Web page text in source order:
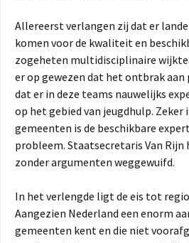
Allereerst verlangen zij dat er
komen voor de kwaliteit en
zogeheten multidisciplinaire
er op gewezen dat het ontbrak aan
dat er in deze teams nauwelijks
op het gebied van jeugdhulp. Zeker
gemeenten is de beschikbare
probleem. Staatsecretaris Van
zonder argumenten weggewuifd.
In het verlengde ligt de eis tot
Aangezien Nederland een enorm
gemeenten kent en die niet